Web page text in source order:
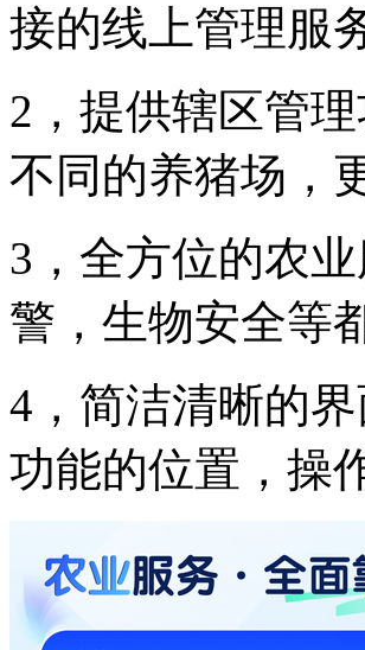
接的线上管理服
2，提供辖区管
不同的养猪场，
3，全方位的农
警，生物安全等
4，简洁清晰的
功能的位置，操